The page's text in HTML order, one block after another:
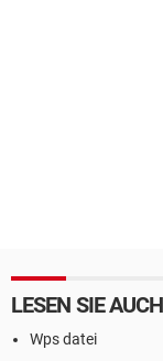
LESEN SIE AUCH
Wps datei